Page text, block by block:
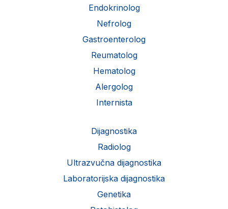
Endokrinolog
Nefrolog
Gastroenterolog
Reumatolog
Hematolog
Alergolog
Internista
Dijagnostika
Radiolog
Ultrazvučna dijagnostika
Laboratorijska dijagnostika
Genetika